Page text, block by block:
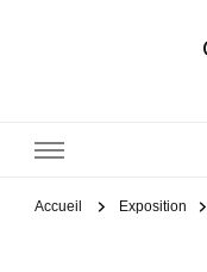
Accueil Exposition